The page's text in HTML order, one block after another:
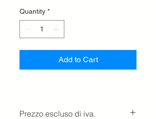
Quantity *
Add to Cart
Prezzo escluso di iva.